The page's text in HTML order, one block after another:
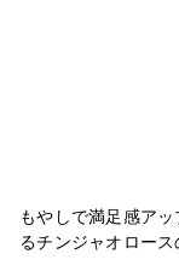
もやしで満足感ア
るチンジャオロース